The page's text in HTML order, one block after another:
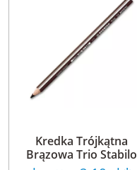
Kredka Trójkątna
Brązowa Trio Stabilo